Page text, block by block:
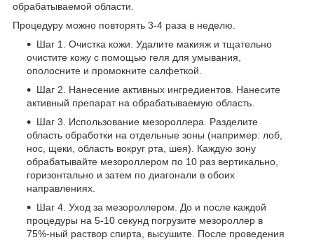
обрабатываемой области.
Процедуру можно повторять 3-4 раза в неделю.
Шаг 1. Очистка кожи. Удалите макияж и тщательно
очистите кожу с помощью геля для умывания,
ополосните и промокните салфеткой.
Шаг 2. Нанесение активных ингредиентов. Нанесите
активный препарат на обрабатываемую область.
Шаг 3. Использование мезороллера. Разделите
область обработки на отдельные зоны (например: лоб,
нос, щеки, область вокруг рта, шея). Каждую зону
обрабатывайте мезороллером по 10 раз вертикально,
горизонтально и затем по диагонали в обоих
направлениях.
Шаг 4. Уход за мезороллером. До и после каждой
процедуры на 5-10 секунд погрузите мезороллер в
75%-ный раствор спирта, высушите. После проведения